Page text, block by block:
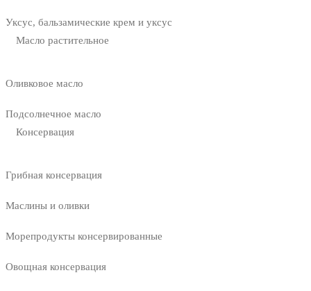
Уксус, бальзамические крем и уксус
Масло растительное
Оливковое масло
Подсолнечное масло
Консервация
Грибная консервация
Маслины и оливки
Морепродукты консервированные
Овощная консервация